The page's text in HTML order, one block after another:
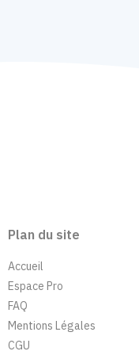
Plan du site
Accueil
Espace Pro
FAQ
Mentions Légales
CGU